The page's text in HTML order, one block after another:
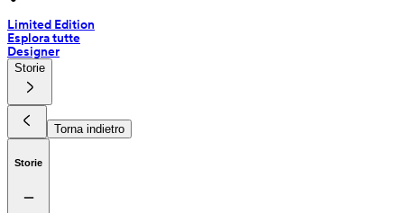
Limited Edition
Esplora tutte
Designer
Storie
Torna indietro
Storie